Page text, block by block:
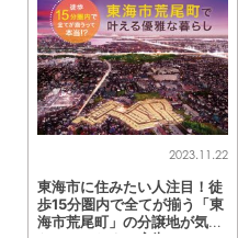
2023.11.22
東海市に住みたい人注目！徒
歩15分圏内で全てが揃う「東
海市荒尾町」の分譲地が気に